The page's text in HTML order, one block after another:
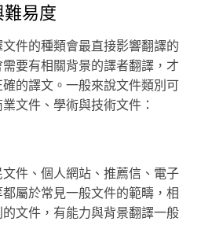
難易度
件的種類會最直接影響翻譯的
要有相關背景的譯者翻譯，才
的譯文。一般來說文件類別可
文件、學術與技術文件：
件、個人網站、推薦信、電子
屬於常見一般文件的範疇，相
文件，有能力與背景翻譯一般